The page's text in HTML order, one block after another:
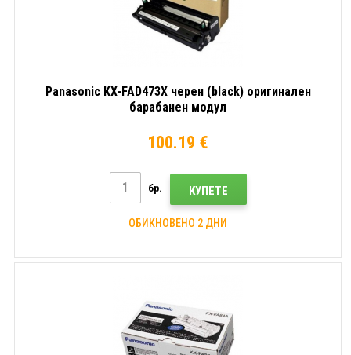
Panasonic KX-FAD473X черен (black) оригинален
барабанен модул
100.19 €
бр. КУПЕТЕ
ОБИКНОВЕНО 2 ДНИ